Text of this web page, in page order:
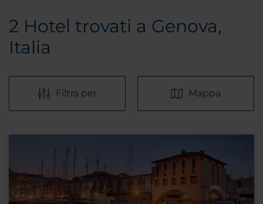
2 Hotel trovati a Genova,
Italia
Filtra per Mappa